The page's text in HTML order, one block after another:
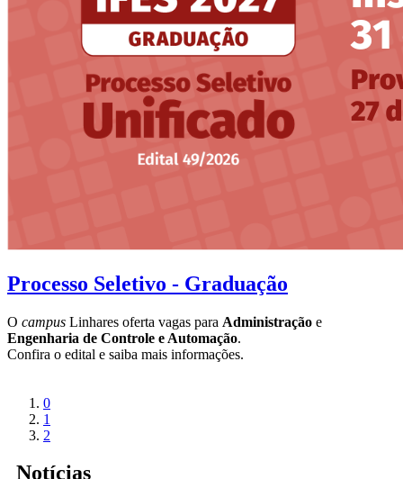
Processo Seletivo - Graduação
O campus Linhares oferta vagas para Administração e
Engenharia de Controle e Automação.
Confira o edital e saiba mais informações.
0
1
2
Notícias